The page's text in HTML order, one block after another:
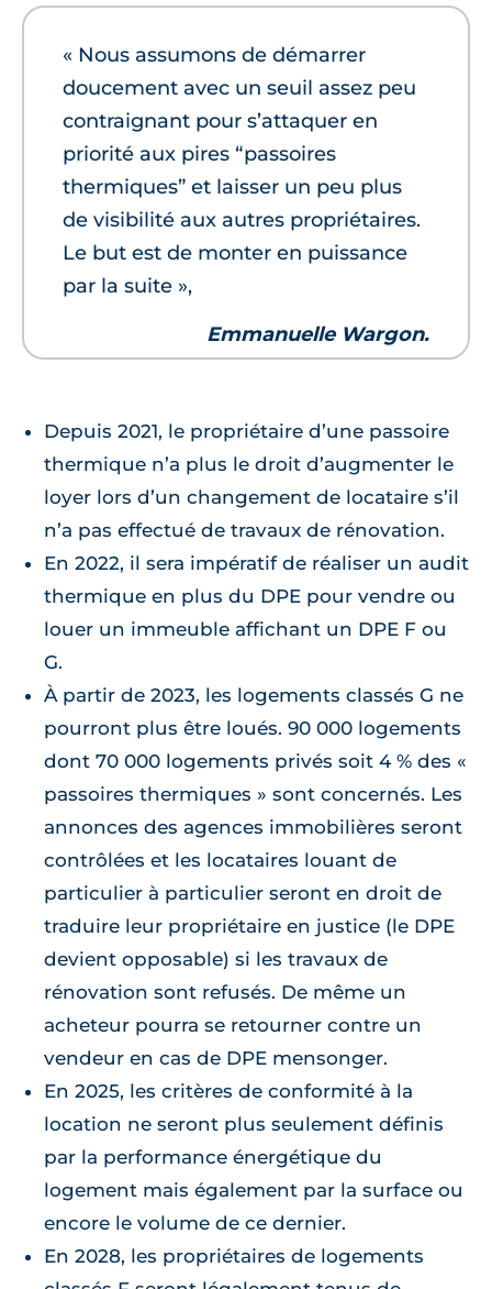
« Nous assumons de démarrer
doucement avec un seuil assez peu
contraignant pour s’attaquer en
priorité aux pires “passoires
thermiques” et laisser un peu plus
de visibilité aux autres propriétaires.
Le but est de monter en puissance
par la suite »,
Emmanuelle Wargon.
Depuis 2021, le propriétaire d’une passoire
thermique n’a plus le droit d’augmenter le
loyer lors d’un changement de locataire s’il
n’a pas effectué de travaux de rénovation.
En 2022, il sera impératif de réaliser un audit
thermique en plus du DPE pour vendre ou
louer un immeuble affichant un DPE F ou
G.
À partir de 2023, les logements classés G ne
pourront plus être loués. 90 000 logements
dont 70 000 logements privés soit 4 % des «
passoires thermiques » sont concernés. Les
annonces des agences immobilières seront
contrôlées et les locataires louant de
particulier à particulier seront en droit de
traduire leur propriétaire en justice (le DPE
devient opposable) si les travaux de
rénovation sont refusés. De même un
acheteur pourra se retourner contre un
vendeur en cas de DPE mensonger.
En 2025, les critères de conformité à la
location ne seront plus seulement définis
par la performance énergétique du
logement mais également par la surface ou
encore le volume de ce dernier.
En 2028, les propriétaires de logements